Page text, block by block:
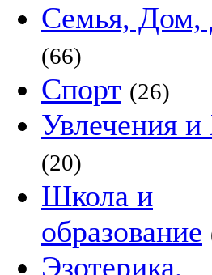
Семья, Дом,
(66)
Спорт (26)
Увлечения
(20)
Школа и
образование
Эзотерика,